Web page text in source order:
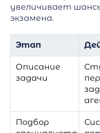
увеличивает
экзамена.
Этап
Описание
задачи
Подбор